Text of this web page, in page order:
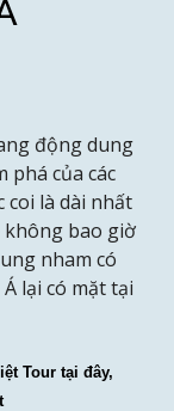
động dung
phá của các
coi là dài nhất
bao giờ
nham có
lại có mặt tại
Tour tại đây,